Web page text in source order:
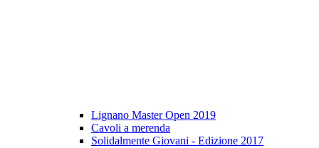
Lignano Master Open 2019
Cavoli a merenda
Solidalmente Giovani - Edizione 2017